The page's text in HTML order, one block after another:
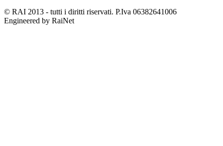
© RAI 2013 - tutti i diritti riservati. P.Iva 06382641006
Engineered by RaiNet